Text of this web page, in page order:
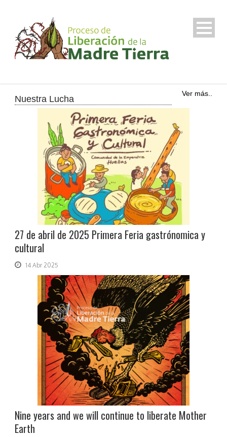
Nuestra Lucha
Ver más..
27 de abril de 2025 Primera Feria gastrónomica y
cultural
14 Abr 2025
Nine years and we will continue to liberate Mother
Earth